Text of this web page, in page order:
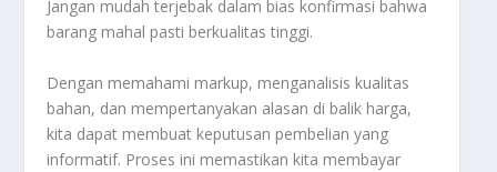
Jangan mudah terjebak dalam bias konfirmasi bahwa
barang mahal pasti berkualitas tinggi.
Dengan memahami markup, menganalisis kualitas
bahan, dan mempertanyakan alasan di balik harga,
kita dapat membuat keputusan pembelian yang
informatif. Proses ini memastikan kita membayar